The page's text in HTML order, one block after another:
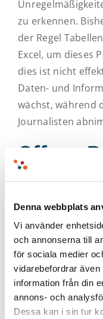
Denna webbplats
Vi använder
och annonserna till
för sociala medier
vidarebefordrar
information från din
annons- och
Dessa kan i sin tur
zu erkennen.
der Regel
Excel, um dieses
dies ist nicht
Daten- und
wächst, während
Journalisten
Offene
wertvoll
Dass KI zu
beiträgt, ist
es bei der
den Zugang zu
ist besonders
Daten gesammelt
die in der Regel